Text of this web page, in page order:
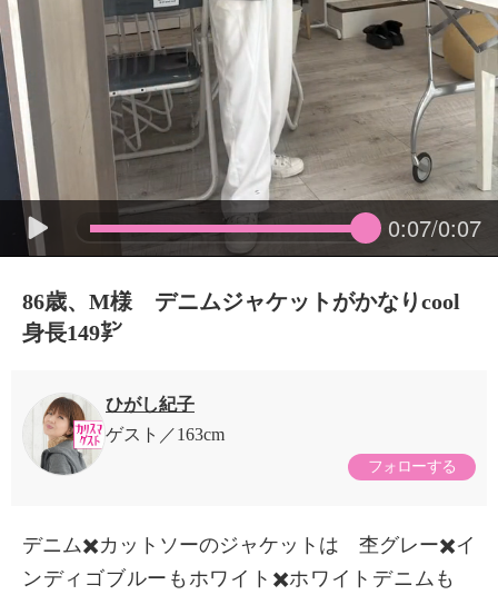
0:07/0:07
86歳、M様 デニムジャケットがかなりcool
身長149㌢
ひがし紀子
ゲスト
163cm
フォローする
デニム✖️カットソーのジャケットは 杢グレー✖️イ
ンディゴブルーもホワイト✖️ホワイトデニムも